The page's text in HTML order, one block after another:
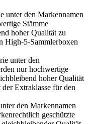
unter den Markennamen
Stämme
hoher Qualität zu
High-5-Sammlerboxen
unter den
nur hochwertige
hoher Qualität
Extraklasse für den
den Markennamen
geschützte